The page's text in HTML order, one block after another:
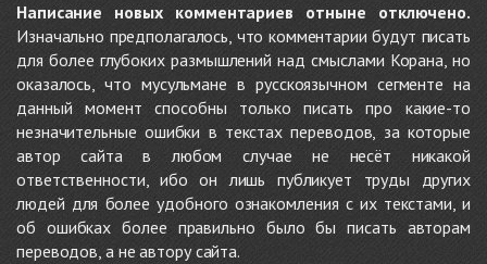
Написание новых комментариев отныне отключено.
Изначально предполагалось, что комментарии будут писать
для более глубоких размышлений над смыслами Корана, но
оказалось, что мусульмане в русскоязычном сегменте на
данный момент способны только писать про какие-то
незначительные ошибки в текстах переводов, за которые
автор сайта в любом случае не несёт никакой
ответственности, ибо он лишь публикует труды других
людей для более удобного ознакомления с их текстами, и
об ошибках более правильно было бы писать авторам
переводов, а не автору сайта.